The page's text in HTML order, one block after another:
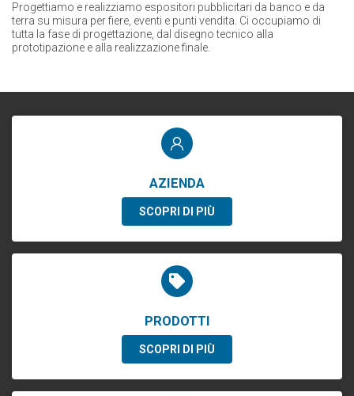
Progettiamo e realizziamo espositori pubblicitari da banco e da
terra su misura per fiere, eventi e punti vendita. Ci occupiamo di
tutta la fase di progettazione, dal disegno tecnico alla
prototipazione e alla realizzazione finale.
AZIENDA
SCOPRI DI PIÙ
PRODOTTI
SCOPRI DI PIÙ